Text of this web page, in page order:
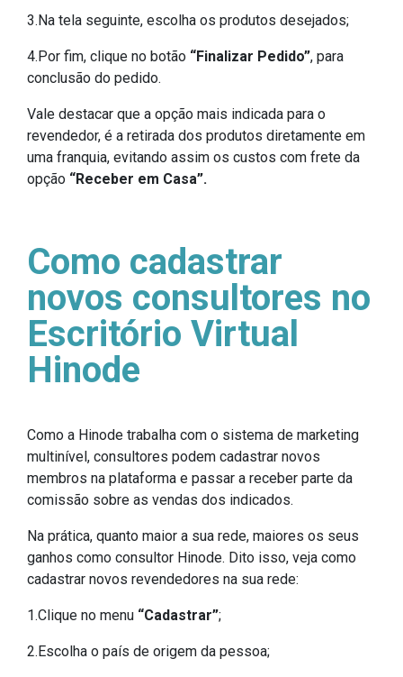
3.Na tela seguinte, escolha os produtos desejados;
4.Por fim, clique no botão “Finalizar Pedido”, para
conclusão do pedido.
Vale destacar que a opção mais indicada para o
revendedor, é a retirada dos produtos diretamente em
uma franquia, evitando assim os custos com frete da
opção “Receber em Casa”.
Como cadastrar
novos consultores no
Escritório Virtual
Hinode
Como a Hinode trabalha com o sistema de marketing
multinível, consultores podem cadastrar novos
membros na plataforma e passar a receber parte da
comissão sobre as vendas dos indicados.
Na prática, quanto maior a sua rede, maiores os seus
ganhos como consultor Hinode. Dito isso, veja como
cadastrar novos revendedores na sua rede:
1.Clique no menu “Cadastrar”;
2.Escolha o país de origem da pessoa;